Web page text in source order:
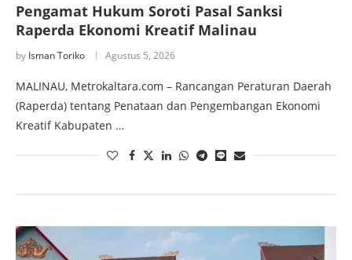
Pengamat Hukum Soroti Pasal Sanksi
Raperda Ekonomi Kreatif Malinau
by Isman Toriko Agustus 5, 2026
MALINAU, Metrokaltara.com – Rancangan Peraturan Daerah
(Raperda) tentang Penataan dan Pengembangan Ekonomi
Kreatif Kabupaten …